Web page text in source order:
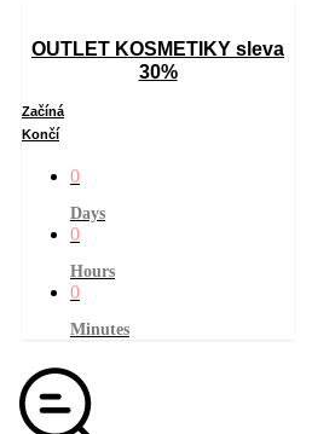
OUTLET KOSMETIKY sleva
30%
Začíná
Končí
0
Days
0
Hours
0
Minutes